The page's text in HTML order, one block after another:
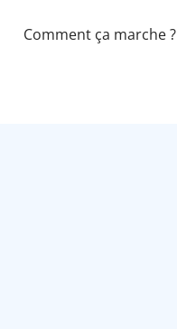
Comment ça marche ?